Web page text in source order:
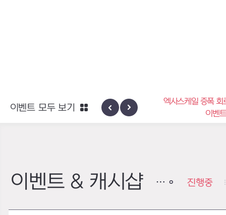
엑사스케일 증폭 회로 보급 터미널
이벤트
하이반의 엑사
이벤트 모두 보기
이벤트 & 캐시샵 진행중